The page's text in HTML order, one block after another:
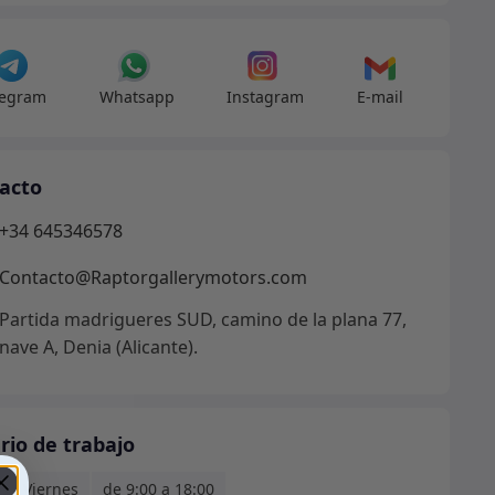
Whatsapp Instagram E-mail
+34 645346578
Contacto@Raptorgallerymotors.com
Partida madrigueres SUD, camino de la plana 77,
nave A, Denia (Alicante).
de trabajo
- Viernes
de 9:00 a 18:00